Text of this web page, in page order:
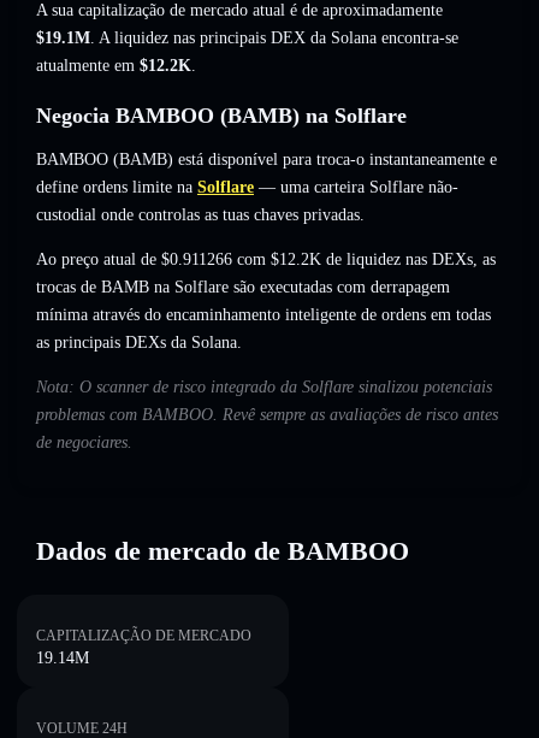
A sua capitalização de mercado atual é de aproximadamente
$19.1M. A liquidez nas principais DEX da Solana encontra-se
atualmente em $12.2K.
Negocia BAMBOO (BAMB) na Solflare
BAMBOO (BAMB) está disponível para troca-o instantaneamente e
define ordens limite na Solflare — uma carteira Solflare não-
custodial onde controlas as tuas chaves privadas.
Ao preço atual de $0.911266 com $12.2K de liquidez nas DEXs, as
trocas de BAMB na Solflare são executadas com derrapagem
mínima através do encaminhamento inteligente de ordens em todas
as principais DEXs da Solana.
Nota: O scanner de risco integrado da Solflare sinalizou potenciais
problemas com BAMBOO. Revê sempre as avaliações de risco antes
de negociares.
Dados de mercado de BAMBOO
CAPITALIZAÇÃO DE MERCADO
19.14M
VOLUME 24H